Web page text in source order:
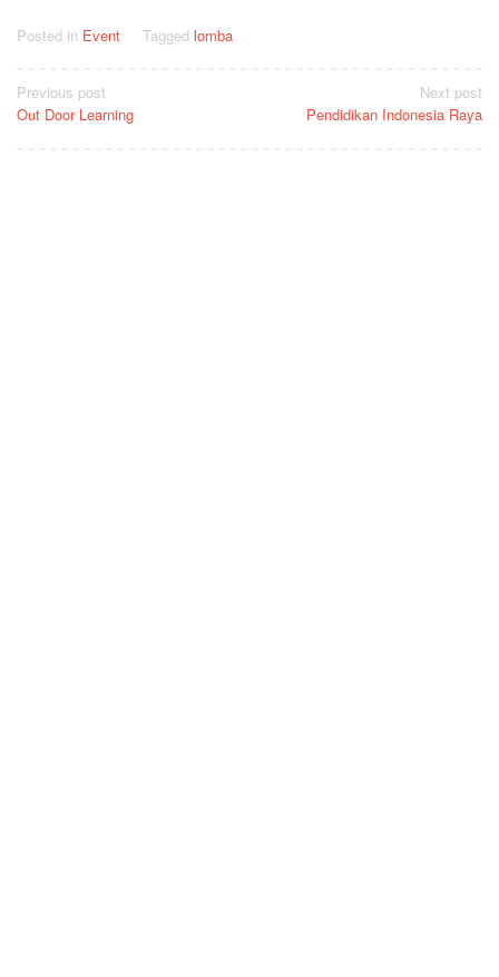
Posted in Event Tagged lomba
Post
navigation
Previous post
Out Door Learning
Next post
Pendidikan Indonesia Raya